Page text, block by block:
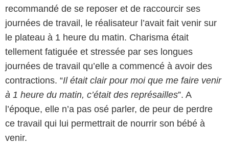
recommandé de se reposer et de raccourcir ses
journées de travail, le réalisateur l’avait fait venir sur
le plateau à 1 heure du matin. Charisma était
tellement fatiguée et stressée par ses longues
journées de travail qu’elle a commencé à avoir des
contractions. “Il était clair pour moi que me faire venir
à 1 heure du matin, c’était des représailles”. A
l’époque, elle n’a pas osé parler, de peur de perdre
ce travail qui lui permettrait de nourrir son bébé à
venir.